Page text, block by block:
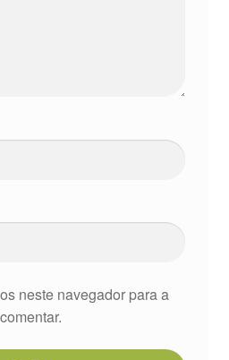
neste navegador para a